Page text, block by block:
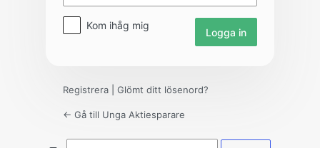
Kom ihåg mig
Registrera Glömt ditt lösenord?
← Gå till Unga Aktiesparare